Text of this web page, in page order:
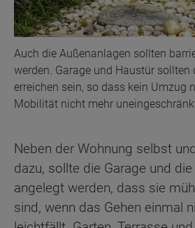
Auch die Außenanlagen sollten
werden. Garage und Haustür sollten
erreichen sein, so dass kein Umzug
Mobilität nicht mehr
Neben der Wohnung selbst
dazu, sollte die Garage und
angelegt werden, dass sie
sind, wenn das Gehen einmal